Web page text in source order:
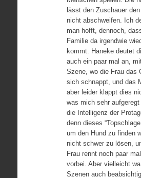
lässt den Zuschauer
nicht abschweifen. Ich
man hofft, dennoch,
Familie da irgendwie
kommt. Haneke deutet
auch ein paar mal an,
Szene, wo die Frau das
sich schnappt, und das
aber leider klappt dies
was mich sehr aufgeregt
die Intelligenz der
denn dieses
um den Hund zu finden
nicht schwer zu lösen,
Frau rennt noch paar
vorbei. Aber vielleicht
Szenen auch